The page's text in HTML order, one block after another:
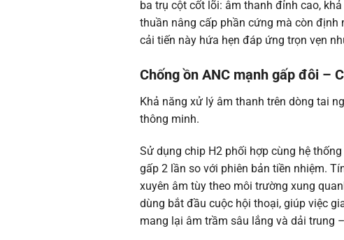
ba trụ cột cốt lõi: âm thanh đỉnh cao,
thuần nâng cấp phần cứng mà còn
cải tiến này hứa hẹn đáp ứng trọn vẹn
Chống ồn ANC mạnh gấp đôi –
Khả năng xử lý âm thanh trên dòng tai
thông minh.
Sử dụng chip H2 phối hợp cùng hệ
gấp 2 lần so với phiên bản tiền nhiệm.
xuyên âm tùy theo môi trường xung
dùng bắt đầu cuộc hội thoại, giúp việc
mang lại âm trầm sâu lắng và dải trung